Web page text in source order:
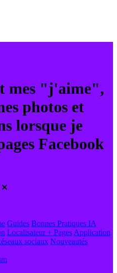
mes "j'aime",
photos et
lorsque je
Facebook
Guides Bonnes Pratiques IA
Localisateur + Pages Application
sociaux Nouveautés